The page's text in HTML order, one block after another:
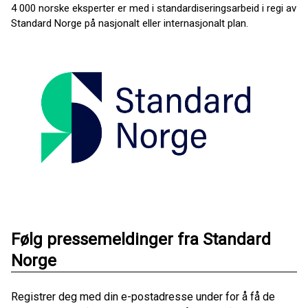
4 000 norske eksperter er med i standardiseringsarbeid i regi av
Standard Norge på nasjonalt eller internasjonalt plan.
Følg pressemeldinger fra Standard
Norge
Registrer deg med din e-postadresse under for å få de